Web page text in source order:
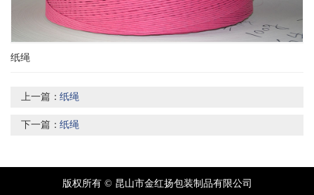
纸绳
上一篇：纸绳
下一篇：纸绳
版权所有 © 昆山市金红扬包装制品有限公司